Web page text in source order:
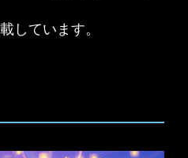
しています。